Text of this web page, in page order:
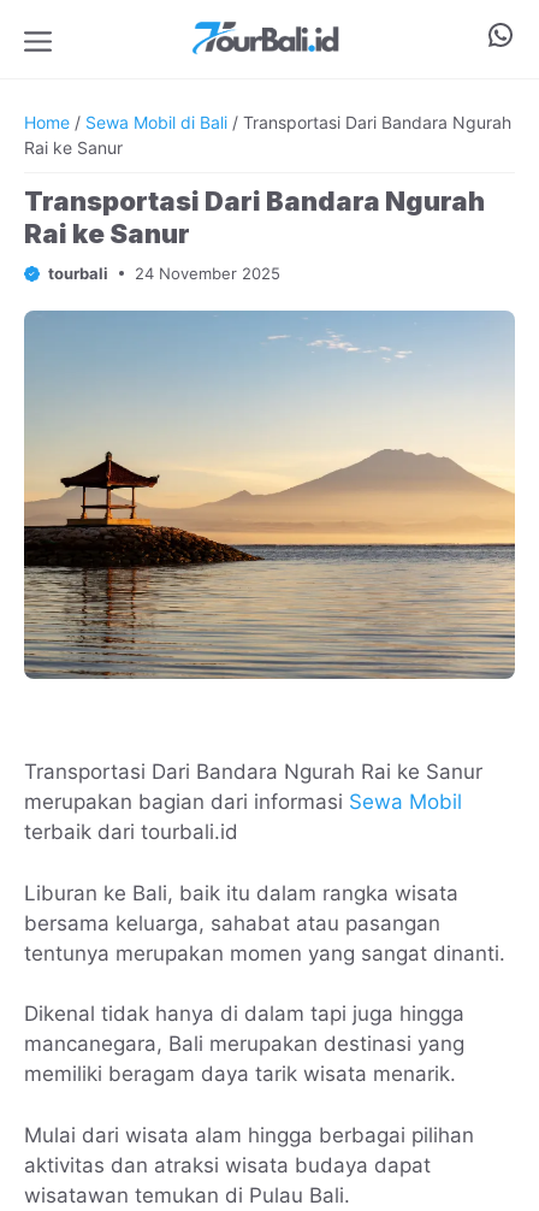
Home / Sewa Mobil di Bali / Transportasi Dari Bandara Ngurah
Rai ke Sanur
Transportasi Dari Bandara Ngurah
Rai ke Sanur
tourbali 24 November 2025
Transportasi Dari Bandara Ngurah Rai ke Sanur
merupakan bagian dari informasi Sewa Mobil
terbaik dari tourbali.id
Liburan ke Bali, baik itu dalam rangka wisata
bersama keluarga, sahabat atau pasangan
tentunya merupakan momen yang sangat dinanti.
Dikenal tidak hanya di dalam tapi juga hingga
mancanegara, Bali merupakan destinasi yang
memiliki beragam daya tarik wisata menarik.
Mulai dari wisata alam hingga berbagai pilihan
aktivitas dan atraksi wisata budaya dapat
wisatawan temukan di Pulau Bali.